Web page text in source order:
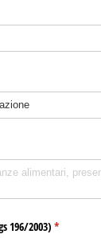
196/​2003) *
(richiesto)